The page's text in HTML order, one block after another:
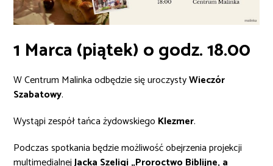
1 Marca (piątek) o godz. 18.00
W Centrum Malinka odbędzie się uroczystyWieczór
Szabatowy.
Wystąpi zespół tańca żydowskiego Klezmer.
Podczas spotkania będzie możliwość obejrzenia projekcji
multimedialnejJacka Szeligi „Proroctwo Biblijne, a